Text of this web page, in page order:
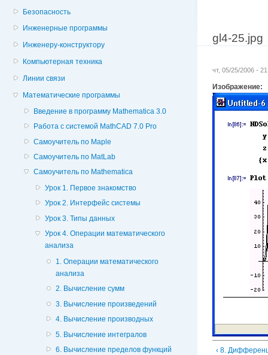
Безопасность
Инженерные программы
Инженеру-конструктору
Компьютерная техника
Линии связи
Математические программы
Введение в программу Mathematica 3.0
Работа с системой MathCAD 7.0 Pro
Самоучитель по Maple
Самоучитель по MatLab
Самоучитель по Mathematica
Урок 1. Первое знакомство
Урок 2. Интерфейс системы
Урок 3. Типы данных
Урок 4. Операции математического
анализа
1. Операции математического
анализа
2. Вычисление сумм
3. Вычисление произведений
4. Вычисление производных
5. Вычисление интегралов
6. Вычисление пределов функций
gl4-25.jpg
чт, 05/25/2006 -
Изображение:
‹ 8.